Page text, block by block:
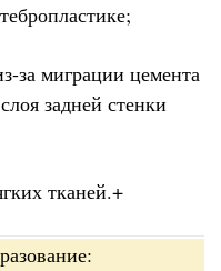
за миграции цемента
задней стенки
тканей.+